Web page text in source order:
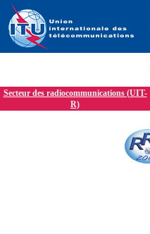
Secteur des radiocommunications (UIT-
R)